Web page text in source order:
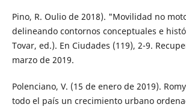
Pino, R. Oulio de 2018). "Movilidad no
delineando contornos conceptuales e
Tovar, ed.). En Ciu­dades (119), 2-9.
mar­zo de 2019.
Polenciano, V. (15 de enero de 2019).
todo el país un crecimiento urbano